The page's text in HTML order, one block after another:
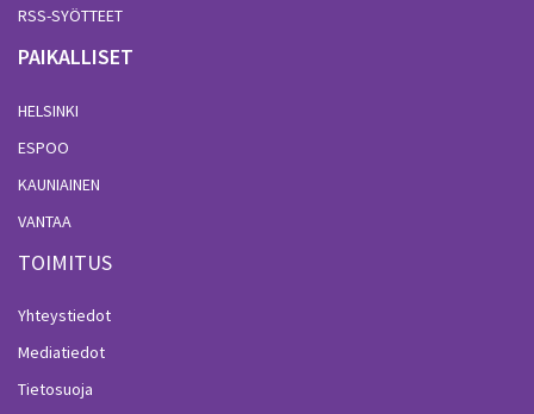
RSS-SYÖTTEET
PAIKALLISET
HELSINKI
ESPOO
KAUNIAINEN
VANTAA
TOIMITUS
Yhteystiedot
Mediatiedot
Tietosuoja